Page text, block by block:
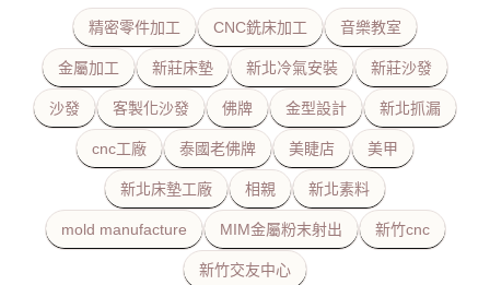
精密零件加工 CNC銑床加工 音樂教室
金屬加工 新莊床墊 新北冷氣安裝 新莊沙發
沙發 客製化沙發 佛牌 金型設計 新北抓漏
cnc工廠 泰國老佛牌 美睫店 美甲
新北床墊工廠 相親 新北素料
mold manufacture MIM金屬粉末射出 新竹cnc
新竹交友中心